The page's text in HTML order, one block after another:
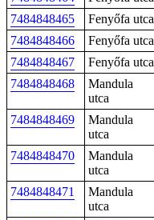
7484848465
Fenyőfa utca
7484848466
Fenyőfa utca
7484848467
Fenyőfa utca
7484848468
Mandula
utca
7484848469
Mandula
utca
7484848470
Mandula
utca
7484848471
Mandula
utca